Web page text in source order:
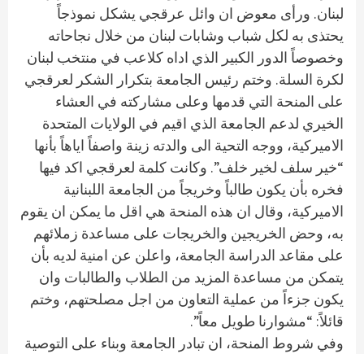
لبنان. ورأى معوض ان وائل عرقجي يشكل نموذجاً
يحتذى به لكل شباب وشابات لبنان من خلال نجاحاته
وخصوصاً الدور الكبير الذي اداه كلاعب في منتخب لبنان
لكرة السلة. وختم رئيس الجامعة بتكرار الشكر لعرقجي
على المنحة التي قدمها وعلى مشاركته في العشاء
الخيري لدعم الجامعة الذي اقيم في الولايات المتحدة
الاميركية، ووجه التحية الى والدته زينة واصفاً اياهاً بأنها
“خير سلف لخير خلف”. وكانت كلمة لعرقجي اكد فيها
فخره بأن يكون طالباً وخريجاً من الجامعة اللبنانية
الاميركية، وقال ان هذه المنحة هي اقل ما يمكن ان يقوم
به، وحض الخريجين والخريجات على مساعدة زملائهم
على مقاعد الدراسة الجامعة، واعلن عن امنية لديه بأن
يتمكن من مساعدة المزيد من الطلاب والطالبات وان
يكون جزءاً من عملية التعاون من اجل مصلحتهم، وختم
قائلاً: “مشوارنا طويل معاً”.
وفي شروط المنحة، ان تبادر الجامعة وبناء على التوصية